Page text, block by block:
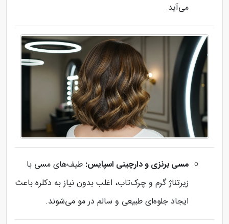
می‌آید.
مسی برنزی و دارچینی اسپایس: طیف‌های مسی با
زیرتناژ گرم و چرک‌تاب، اغلب بدون نیاز به دکلره باعث
ایجاد جلوه‌ای طبیعی و سالم در مو می‌شوند.